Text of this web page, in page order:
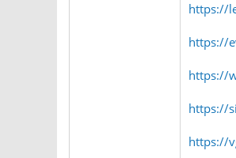
https://
https://
https://
https://
https://